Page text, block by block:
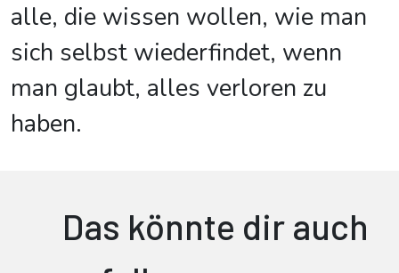
alle, die wissen wollen, wie man
sich selbst wiederfindet, wenn
man glaubt, alles verloren zu
haben.
Das könnte dir auch